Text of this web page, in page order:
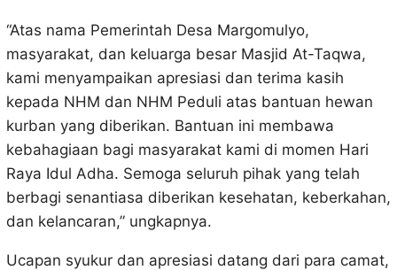
“Atas nama Pemerintah Desa Margomulyo,
masyarakat, dan keluarga besar Masjid At-Taqwa,
kami menyampaikan apresiasi dan terima kasih
kepada NHM dan NHM Peduli atas bantuan hewan
kurban yang diberikan. Bantuan ini membawa
kebahagiaan bagi masyarakat kami di momen Hari
Raya Idul Adha. Semoga seluruh pihak yang telah
berbagi senantiasa diberikan kesehatan, keberkahan,
dan kelancaran,” ungkapnya.
Ucapan syukur dan apresiasi datang dari para camat,